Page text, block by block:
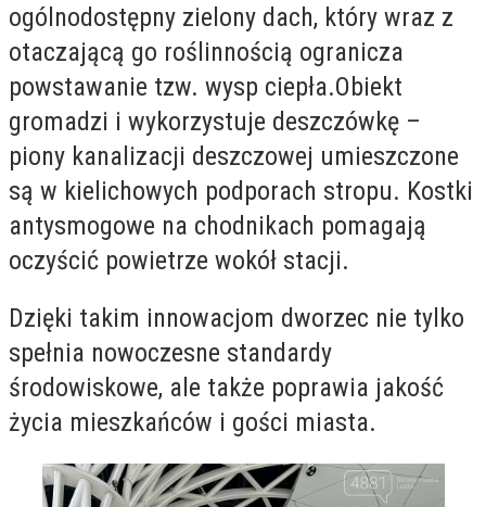
ogólnodostępny zielony dach, który wraz z
otaczającą go roślinnością ogranicza
powstawanie tzw. wysp ciepła.Obiekt
gromadzi i wykorzystuje deszczówkę –
piony kanalizacji deszczowej umieszczone
są w kielichowych podporach stropu. Kostki
antysmogowe na chodnikach pomagają
oczyścić powietrze wokół stacji.
Dzięki takim innowacjom dworzec nie tylko
spełnia nowoczesne standardy
środowiskowe, ale także poprawia jakość
życia mieszkańców i gości miasta.